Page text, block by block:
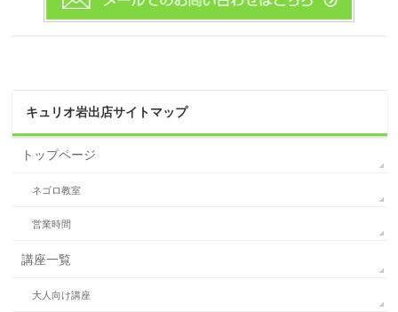
キュリオ岩出店サイトマップ
トップページ
ネゴロ教室
営業時間
講座一覧
大人向け講座